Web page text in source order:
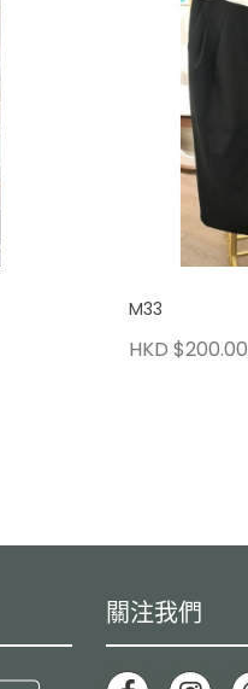
M33
HKD $200.00
關注我們